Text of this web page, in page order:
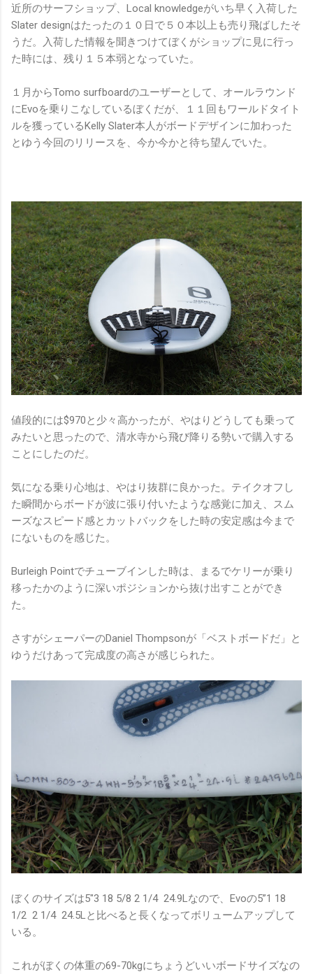
近所のサーフショップ、Local knowledgeがいち早く入荷した
Slater designはたったの１０日で５０本以上も売り飛ばしたそ
うだ。入荷した情報を聞きつけてぼくがショップに見に行っ
た時には、残り１５本弱となっていた。
１月からTomo surfboardのユーザーとして、オールラウンド
にEvoを乗りこなしているぼくだが、１１回もワールドタイト
ルを獲っているKelly Slater本人がボードデザインに加わった
とゆう今回のリリースを、今か今かと待ち望んでいた。
値段的には$970と少々高かったが、やはりどうしても乗って
みたいと思ったので、清水寺から飛び降りる勢いで購入する
ことにしたのだ。
気になる乗り心地は、やはり抜群に良かった。テイクオフし
た瞬間からボードが波に張り付いたような感覚に加え、スム
ーズなスピード感とカットバックをした時の安定感は今まで
にないものを感じた。
Burleigh Pointでチューブインした時は、まるでケリーが乗り
移ったかのように深いポジションから抜け出すことができ
た。
さすがシェーパーのDaniel Thompsonが「ベストボードだ」と
ゆうだけあって完成度の高さが感じられた。
ぼくのサイズは5"3 18 5/8 2 1/4 24.9Lなので、Evoの5”1 18
1/2 2 1/4 24.5Lと比べると長くなってボリュームアップして
いる。
これがぼくの体重の69-70kgにちょうどいいボードサイズなの